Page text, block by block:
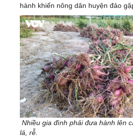
hành khiến nông dân huyện đảo
Nhiều gia đình phải đưa hành lên
lá, rễ.